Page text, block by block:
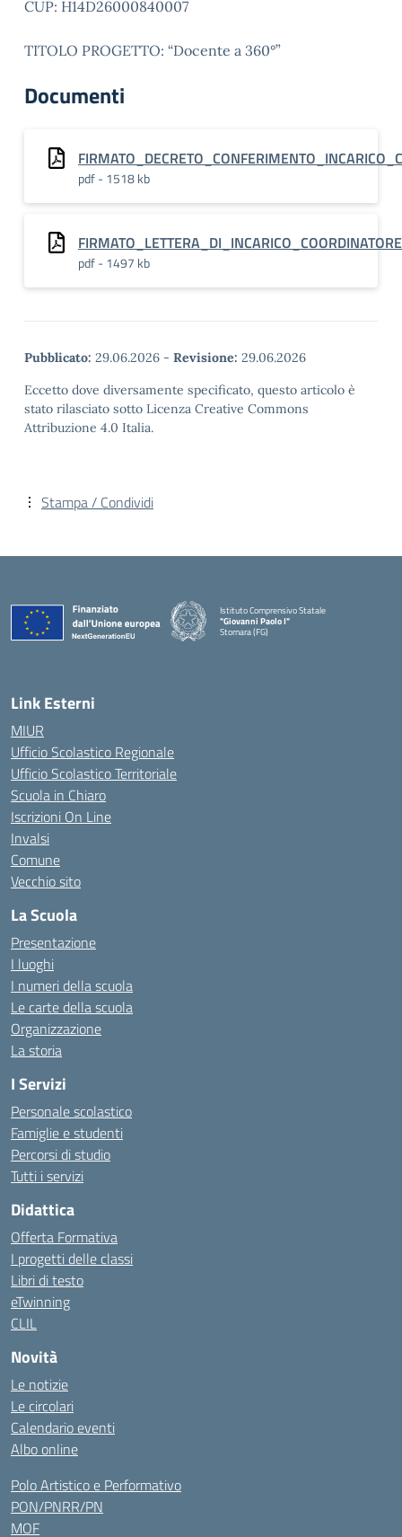
CUP: H14D26000840007
TITOLO PROGETTO: “Docente a 360°”
Documenti
pdf - 1518 kb
pdf - 1497 kb
Pubblicato: 29.06.2026 - Revisione: 29.06.2026
Eccetto dove diversamente specificato, questo articolo è
stato rilasciato sotto Licenza Creative Commons
Attribuzione 4.0 Italia.
Stampa / Condividi
Istituto Comprensivo Statale
"Giovanni Paolo I"
Stornara (FG)
Link Esterni
MIUR
Ufficio Scolastico Regionale
Ufficio Scolastico Territoriale
Scuola in Chiaro
Iscrizioni On Line
Invalsi
Comune
Vecchio sito
La Scuola
Presentazione
I luoghi
I numeri della scuola
Le carte della scuola
Organizzazione
La storia
I Servizi
Personale scolastico
Famiglie e studenti
Percorsi di studio
Tutti i servizi
Didattica
Offerta Formativa
I progetti delle classi
Libri di testo
eTwinning
CLIL
Novità
Le notizie
Le circolari
Calendario eventi
Albo online
Polo Artistico e Performativo
PON/PNRR/PN
MOF